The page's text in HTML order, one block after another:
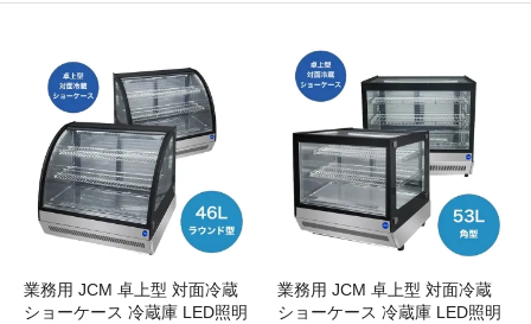
業務用 JCM 卓上型 対面冷蔵
ショーケース 冷蔵庫 LED照明
業務用 JCM 卓上型 対面冷蔵
ショーケース 冷蔵庫 LED照明